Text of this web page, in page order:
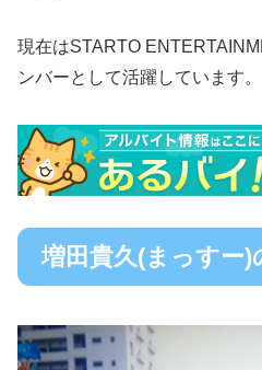
現在はSTARTO
ンバーとして活躍しています。
増田貴久(まっすー)